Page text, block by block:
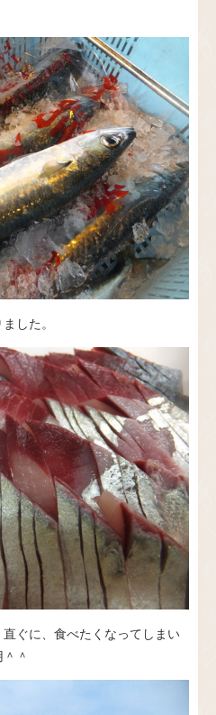
した。
ぐに、食べたくなってしまい
＾